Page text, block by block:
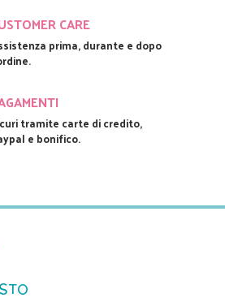
CARE
prima, durante e dopo
tramite carte di credito,
e bonifico.